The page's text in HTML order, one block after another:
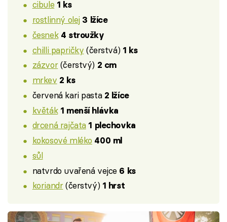
cibule 1 ks
rostlinný olej 3 lžíce
česnek 4 stroužky
chilli papričky (čerstvá) 1 ks
zázvor(čerstvý) 2 cm
mrkev 2 ks
červená kari pasta 2 lžíce
květák 1 menší hlávka
drcená rajčata 1 plechovka
kokosové mléko 400 ml
sůl
natvrdo uvařená vejce 6 ks
koriandr(čerstvý) 1 hrst